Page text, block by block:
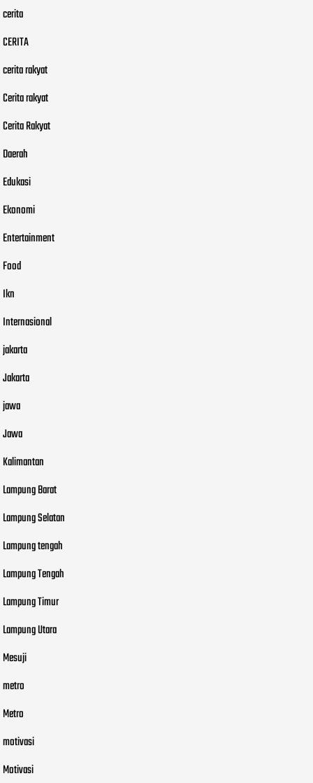
cerita
CERITA
cerita rakyat
Cerita rakyat
Cerita Rakyat
Daerah
Edukasi
Ekonomi
Entertainment
Food
Ikn
Internasional
jakarta
Jakarta
jawa
Jawa
Kalimantan
Lampung Barat
Lampung Selatan
Lampung tengah
Lampung Tengah
Lampung Timur
Lampung Utara
Mesuji
metro
Metro
motivasi
Motivasi